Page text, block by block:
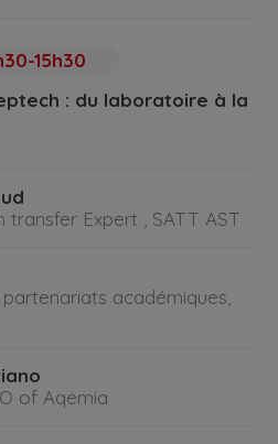
15h30
: du laboratoire à la
transfer Expert , SATT AST
partenariats académiques,
of Aqemia